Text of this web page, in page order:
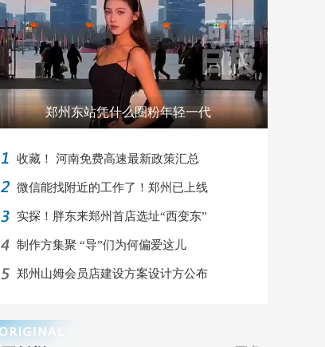
郑州东站凭什么圈粉年轻一代
收藏！ 河南免费高速最新政策汇总
微信能找附近的工作了！郑州已上线
实探！胖东来郑州首店选址“西变东”
制作方集聚 “导”们为何偏爱这儿
郑州山姆会员店建设方案设计方公布